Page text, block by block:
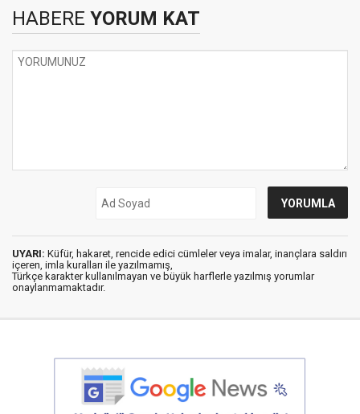
HABERE YORUM KAT
UYARI: Küfür, hakaret, rencide edici cümleler veya imalar, inançlara saldırı
içeren, imla kuralları ile yazılmamış,
Türkçe karakter kullanılmayan ve büyük harflerle yazılmış yorumlar
onaylanmamaktadır.